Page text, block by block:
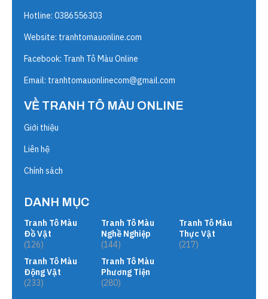
Hotline: 0386556303
Website: tranhtomauonline.com
Facebook: Tranh Tô Màu Online
Email: tranhtomauonlinecom@gmail.com
VỀ TRANH TÔ MÀU ONLINE
Giới thiệu
Liên hệ
Chính sách
DANH MỤC
Tranh Tô Màu
Đồ Vật
(126)
Tranh Tô Màu
Động Vật
(233)
Tranh Tô Màu
Nghề Nghiệp
(144)
Tranh Tô Màu
Phương Tiện
(280)
Tranh Tô Màu
Thực Vật
(217)